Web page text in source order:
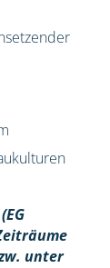
unter